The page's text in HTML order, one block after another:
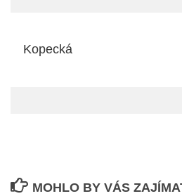
Kopecká
MOHLO BY VÁS